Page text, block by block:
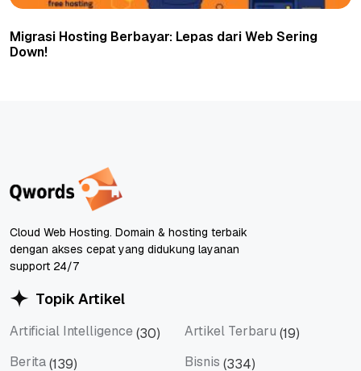
Migrasi Hosting Berbayar: Lepas dari Web Sering
Down!
Cloud Web Hosting. Domain & hosting terbaik
dengan akses cepat yang didukung layanan
support 24/7
Topik Artikel
Artificial Intelligence (30) Artikel Terbaru (19)
Berita(139) Bisnis (334)